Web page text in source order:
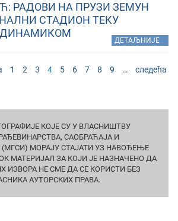
РАДОВИ НА ПРУЗИ ЗЕМУН
СТАДИОН ТЕКУ
ДЕТАЉНИЈЕ
1 2 3 4 5 6 7 8 9 …
следећа
КОЈЕ СУ У ВЛАСНИШТВУ
САОБРАЋАЈА И
(МГСИ) МОРАЈУ СТАЈАТИ УЗ НАВОЂЕЊЕ
МАТЕРИЈАЛ ЗА КОЈИ ЈЕ НАЗНАЧЕНО ДА
ИЗВОРА НЕ СМЕ ДА СЕ КОРИСТИ БЕЗ
АУТОРСКИХ ПРАВА.